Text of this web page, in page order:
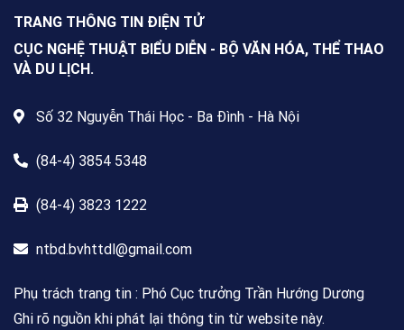
Nam trong và ngoài nước, không
giới hạn độ tuổi, nghề nghiệp hay
nơi cư trú.
TRANG THÔNG TIN ĐIỆN TỬ
CỤC NGHỆ THUẬT BIỂU DIỄN - BỘ VĂN HÓA, THỂ THAO
VÀ DU LỊCH.
Số 32 Nguyễn Thái Học - Ba Đình - Hà Nội
(84-4) 3854 5348
(84-4) 3823 1222
ntbd.bvhttdl@gmail.com
Phụ trách trang tin : Phó Cục trưởng Trần Hướng Dương
Ghi rõ nguồn khi phát lại thông tin từ website này.